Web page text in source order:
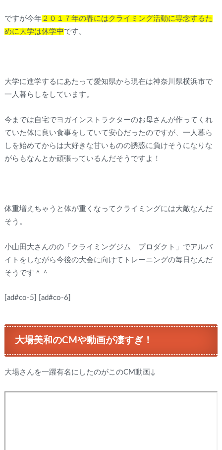
ですが今年２０１７年の春にはクライミング活動に専念するた
めに大学は休学中 です。
大学に進学するにあたって愛知県から現在は神奈川県横浜市で
一人暮らしをしています。
今までは自宅でヨガインストラクターのお母さんが作ってくれ
ていた体に良い食事をしていて安心だったのですが、一人暮ら
しを始めてからは大好きな甘いものの誘惑に負けそうになりな
がらもなんとか頑張っているんだそうですよ！
体重増えちゃうと体が重くなってクライミングには大敵なんだ
そう。
小山田大さんのの「クライミングジム プロダクト」でアルバ
イトをしながら今後の大会に向けてトレーニングの毎日なんだ
そうです＾＾
[ad#co-5] [ad#co-6]
大場美和のCMや動画が凄すぎ！
大場さんを一躍有名にしたのがこのCM動画↓